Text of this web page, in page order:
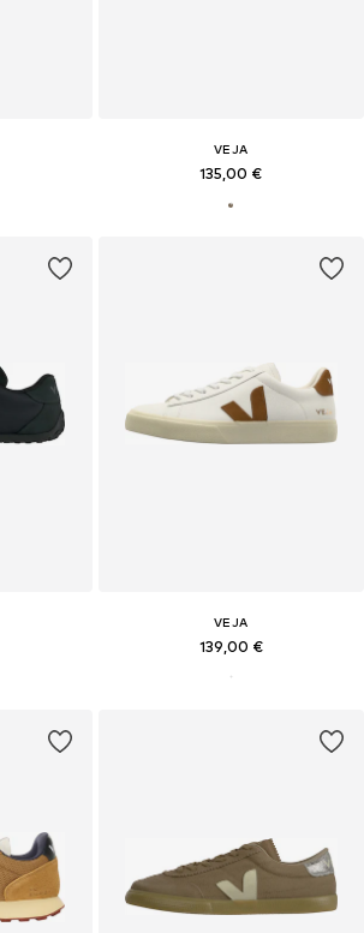
VEJA
135,00 €
VEJA
139,00 €